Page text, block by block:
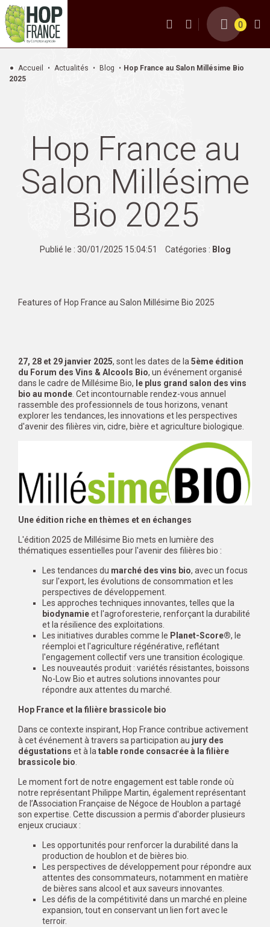
0
Accueil Actualités Blog
Hop France au Salon Millésime Bio
2025
Hop France au
Salon Millésime
Bio 2025
Publié le : 30/01/2025 15:04:51 Catégories : Blog
Features of Hop France au Salon Millésime Bio 2025
27, 28 et 29 janvier 2025, sont les dates de la 5ème édition
du Forum des Vins & Alcools Bio, un événement organisé
dans le cadre de Millésime Bio, le plus grand salon des vins
bio au monde . Cet incontournable rendez-vous annuel
rassemble des professionnels de tous horizons, venant
explorer les tendances, les innovations et les perspectives
d'avenir des filières vin, cidre, bière et agriculture biologique.
Une édition riche en thèmes et en échanges
L'édition 2025 de Millésime Bio mets en lumière des
thématiques essentielles pour l'avenir des filières bio :
Les tendances du marché des vins bio, avec un focus
sur l'export, les évolutions de consommation et les
perspectives de développement.
Les approches techniques innovantes, telles que la
biodynamieet l'agroforesterie, renforçant la durabilité
et la résilience des exploitations.
Les initiatives durables comme le Planet-Score®, le
réemploi et l'agriculture régénérative, reflétant
l'engagement collectif vers une transition écologique.
Les nouveautés produit : variétés résistantes, boissons
No-Low Bio et autres solutions innovantes pour
répondre aux attentes du marché.
Hop France et la filière brassicole bio
Dans ce contexte inspirant, Hop France contribue activement
à cet événement à travers sa participation au jury des
dégustations et à latable ronde consacrée à la filière
brassicole bio.
Le moment fort de notre engagement est table ronde où
notre représentant Philippe Martin, également représentant
de l’Association Française de Négoce de Houblon a partagé
son expertise. Cette discussion a permis d'aborder plusieurs
enjeux cruciaux :
Les opportunités pour renforcer la durabilité dans la
production de houblon et de bières bio.
Les perspectives de développement pour répondre aux
attentes des consommateurs, notamment en matière
de bières sans alcool et aux saveurs innovantes.
Les défis de la compétitivité dans un marché en pleine
expansion, tout en conservant un lien fort avec le
terroir.